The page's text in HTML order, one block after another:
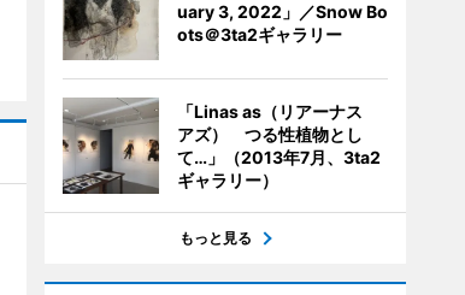
uary 3, 2022」／Snow Bo
ots＠3ta2ギャラリー
「Linas as（リアーナス
アズ） つる性植物とし
て…」（2013年7月、3ta2
ギャラリー）
もっと見る